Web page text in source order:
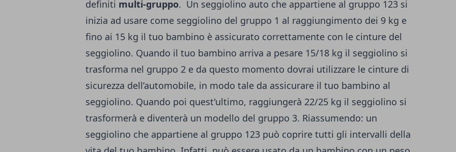
definiti multi-gruppo. Un seggiolino auto che appartiene al gruppo 123 si
inizia ad usare come seggiolino del gruppo 1 al raggiungimento dei 9 kg e
fino ai 15 kg il tuo bambino è assicurato correttamente con le cinture del
seggiolino. Quando il tuo bambino arriva a pesare 15/18 kg il seggiolino si
trasforma nel gruppo 2 e da questo momento dovrai utilizzare le cinture di
sicurezza dell’automobile, in modo tale da assicurare il tuo bambino al
seggiolino. Quando poi quest'ultimo, raggiungerà 22/25 kg il seggiolino si
trasformerà e diventerà un modello del gruppo 3. Riassumendo: un
seggiolino che appartiene al gruppo 123 può coprire tutti gli intervalli della